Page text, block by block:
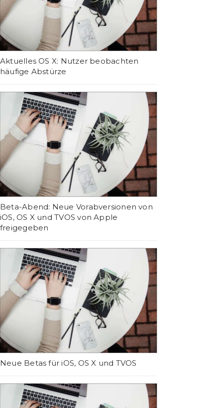
Aktuelles OS X: Nutzer beobachten
häufige Abstürze
Beta-Abend: Neue Vorabversionen von
iOS, OS X und TVOS von Apple
freigegeben
Neue Betas für iOS, OS X und TVOS